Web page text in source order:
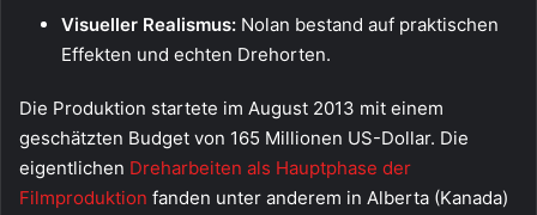
Visueller Realismus: Nolan bestand auf praktischen
Effekten und echten Drehorten.
Die Produktion startete im August 2013 mit einem
geschätzten Budget von 165 Millionen US-Dollar. Die
eigentlichen Dreharbeiten als Hauptphase der
Filmproduktion fanden unter anderem in Alberta (Kanada)